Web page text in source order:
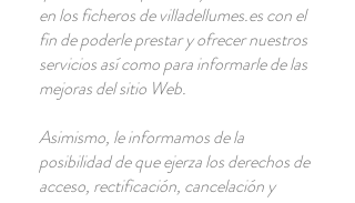
en los ficheros de villadellumes.es con el
fin de poderle prestar y ofrecer nuestros
servicios así como para informarle de las
mejoras del sitio Web.
Asimismo, le informamos de la
posibilidad de que ejerza los derechos de
acceso, rectificación, cancelación y